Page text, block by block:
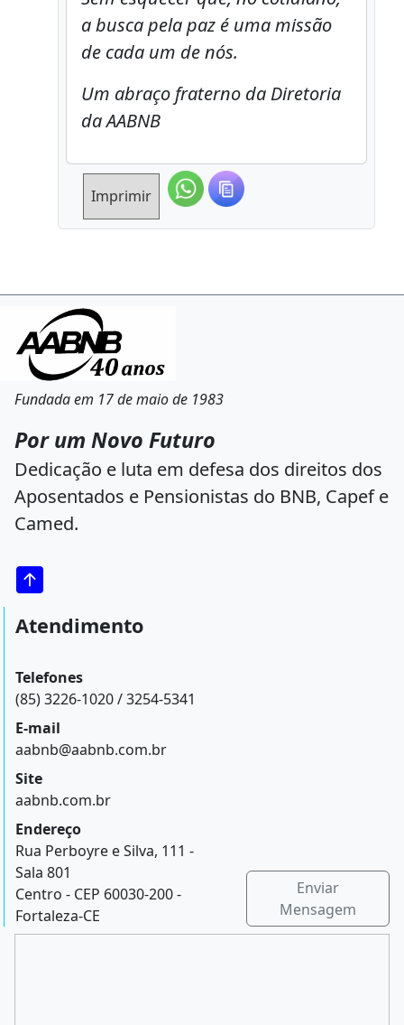
a busca pela paz é uma missão
de cada um de nós.
Um abraço fraterno da Diretoria
da AABNB
Imprimir
Fundada em 17 de maio de 1983
Por um Novo Futuro
Dedicação e luta em defesa dos direitos dos
Aposentados e Pensionistas do BNB, Capef e
Camed.
Atendimento
Telefones
(85) 3226-1020 / 3254-5341
E-mail
aabnb@aabnb.com.br
Site
aabnb.com.br
Endereço
Rua Perboyre e Silva, 111 -
Sala 801
Centro - CEP 60030-200 -
Fortaleza-CE
Enviar
Mensagem